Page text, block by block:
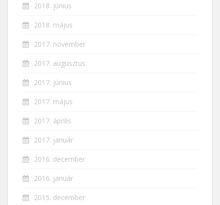
2018. június
2018. május
2017. november
2017. augusztus
2017. június
2017. május
2017. április
2017. január
2016. december
2016. január
2015. december